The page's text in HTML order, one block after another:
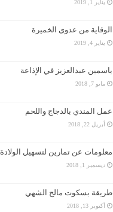
يناير 1, 2019
الوقاية من عدوى الخميرة
يناير 4, 2019
ياسمين عبدالعزيز في الإذاعة
مايو 7, 2018
عمل المندي بالدجاج واللحم
أبريل 22, 2018
معلومات عن تمارين لتسهيل الولادة
ديسمبر 1, 2018
طريقة بسكوت مالح الشهي
أكتوبر 13, 2018